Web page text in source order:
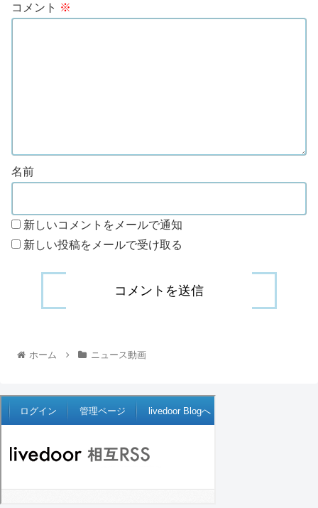
コメント ※
名前
新しいコメントをメールで通知
新しい投稿をメールで受け取る
ホーム ニュース動画